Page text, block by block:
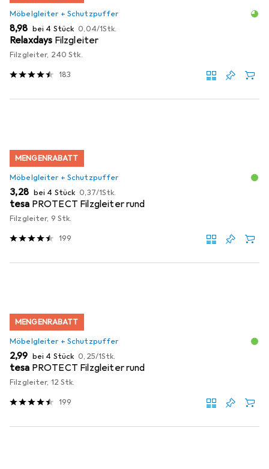
Möbelgleiter + Schutzpuffer
EUR
8,98 bei 4 Stück EUR
0,04/1Stk.
Relaxdays Filzgleiter
Filzgleiter, 240 Stk.
183
MENGENRABATT
Möbelgleiter + Schutzpuffer
EUR
3,28 bei 4 Stück EUR
0,37/1Stk.
tesa PROTECT Filzgleiter rund
Filzgleiter, 9 Stk.
199
MENGENRABATT
Möbelgleiter + Schutzpuffer
EUR
2,99 bei 4 Stück EUR
0,25/1Stk.
tesa PROTECT Filzgleiter rund
Filzgleiter, 12 Stk.
199